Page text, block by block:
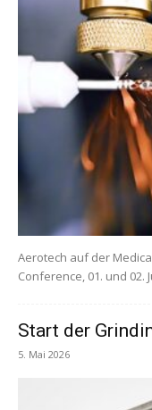
Aerotech auf der
Conference, 01. und 02.
Start der
5. Mai 2026